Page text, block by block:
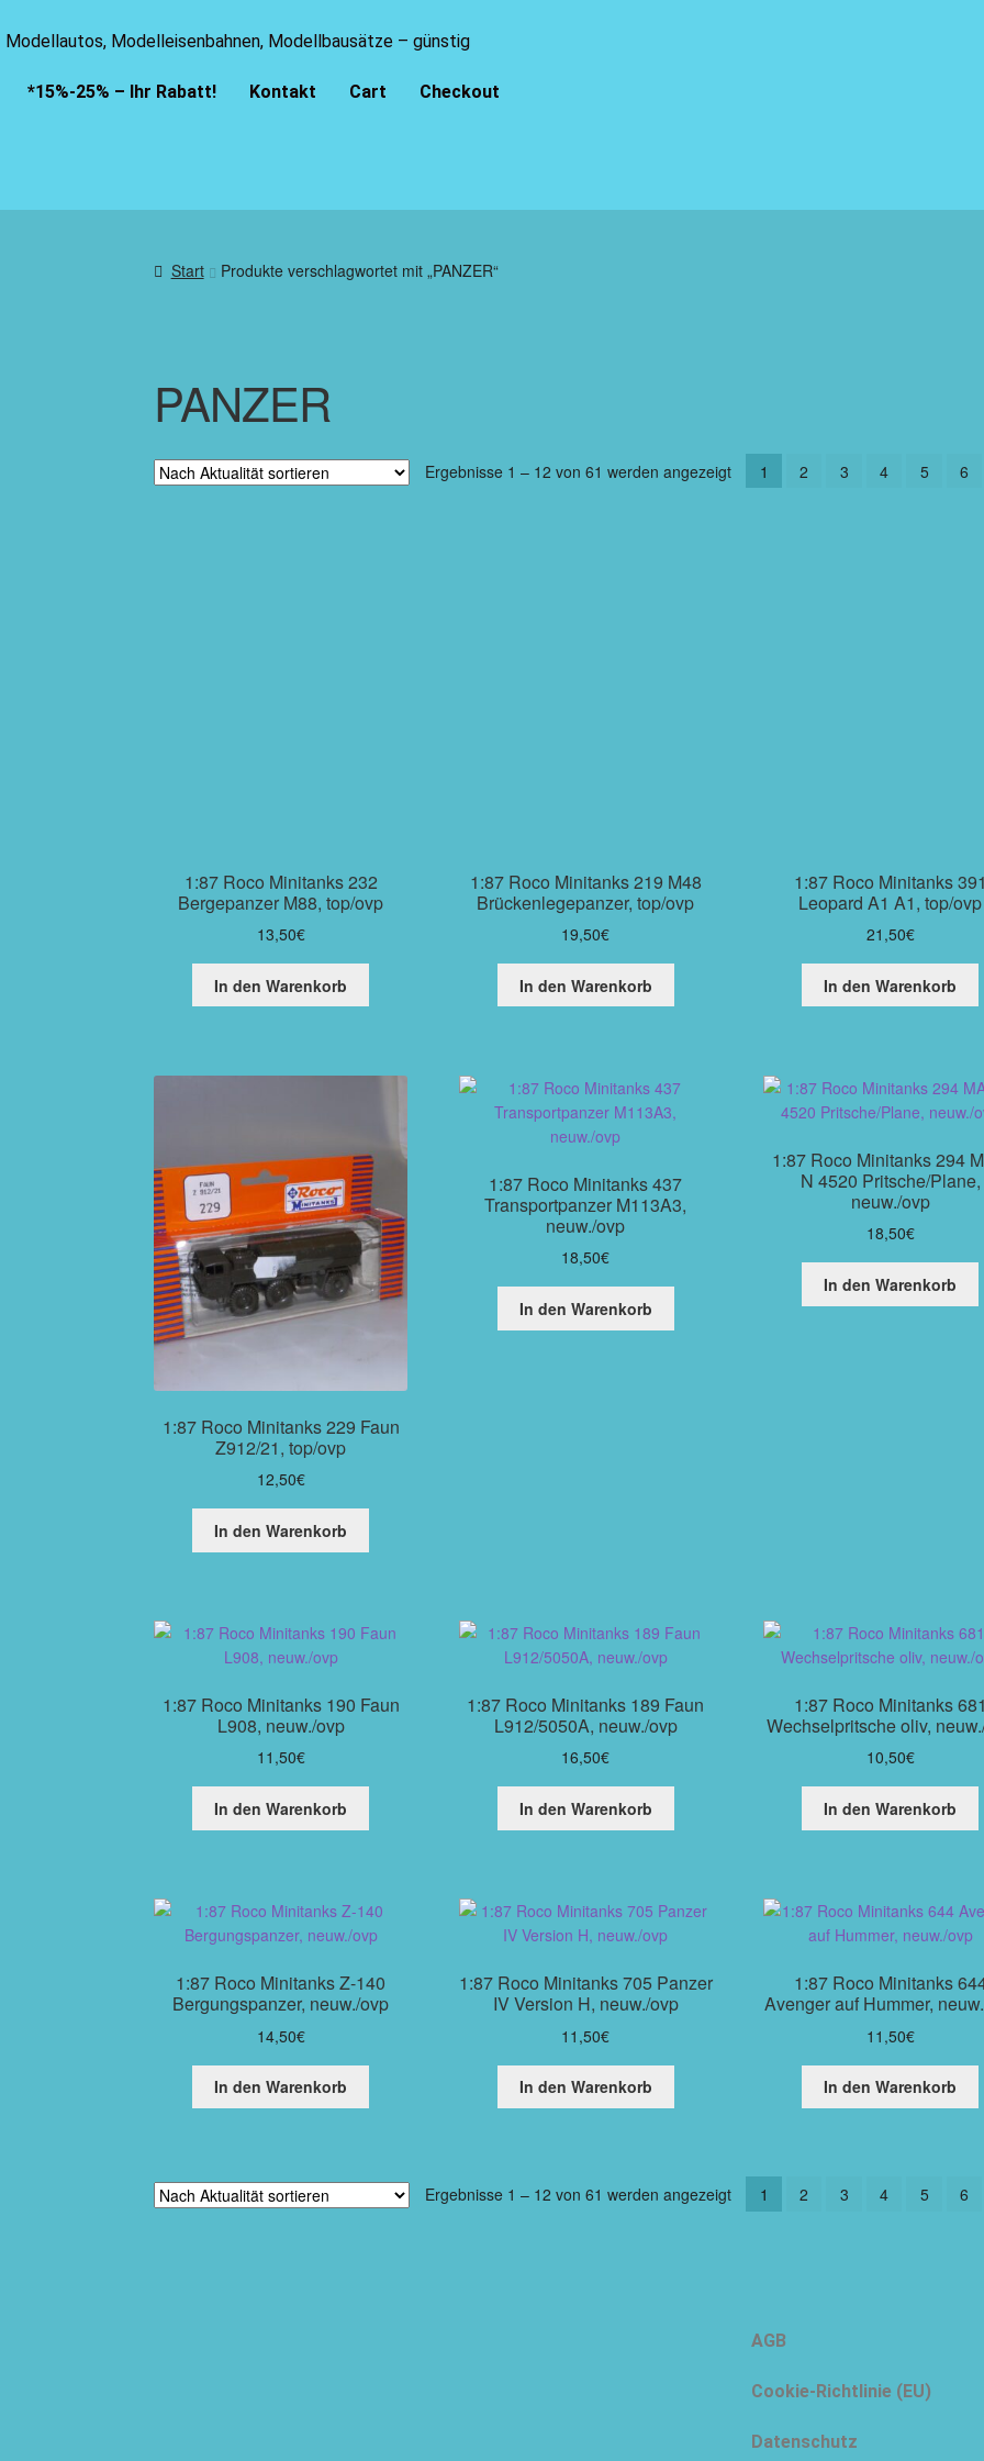
Modellautos, Modelleisenbahnen, Modellbausätze – günstig
*15%-25% – Ihr Rabatt! Kontakt Cart Checkout
Start Produkte verschlagwortet mit „PANZER“
PANZER
Ergebnisse 1 – 12 von 61 werden angezeigt 1 2 3 4 5 6
1:87 Roco Minitanks 232
Bergepanzer M88, top/ovp
13,50€
In den Warenkorb
1:87 Roco Minitanks 219 M48
Brückenlegepanzer, top/ovp
19,50€
In den Warenkorb
1:87 Roco Minitanks
Leopard A1 A1, top/ovp
21,50€
In den Warenkorb
1:87 Roco Minitanks 229 Faun
Z912/21, top/ovp
12,50€
In den Warenkorb
1:87 Roco Minitanks 437
Transportpanzer M113A3,
neuw./ovp
18,50€
In den Warenkorb
1:87 Roco Minitanks 294
N 4520 Pritsche/Plane,
neuw./ovp
18,50€
In den Warenkorb
1:87 Roco Minitanks 190 Faun
L908, neuw./ovp
11,50€
In den Warenkorb
1:87 Roco Minitanks 189 Faun
L912/5050A, neuw./ovp
16,50€
In den Warenkorb
1:87 Roco Minitanks
Wechselpritsche oliv,
10,50€
In den Warenkorb
1:87 Roco Minitanks Z-140
Bergungspanzer, neuw./ovp
14,50€
In den Warenkorb
1:87 Roco Minitanks 705 Panzer
IV Version H, neuw./ovp
11,50€
In den Warenkorb
1:87 Roco Minitanks
Avenger auf Hummer,
11,50€
In den Warenkorb
Ergebnisse 1 – 12 von 61 werden angezeigt 1 2 3 4 5 6
AGB
Cookie-Richtlinie (EU)
Datenschutz